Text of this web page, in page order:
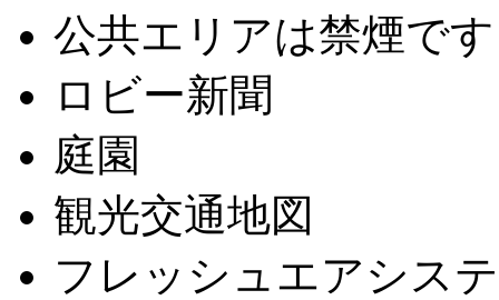
公共エリアは禁煙です
ロビー新聞
庭園
観光交通地図
フレッシュエアシス